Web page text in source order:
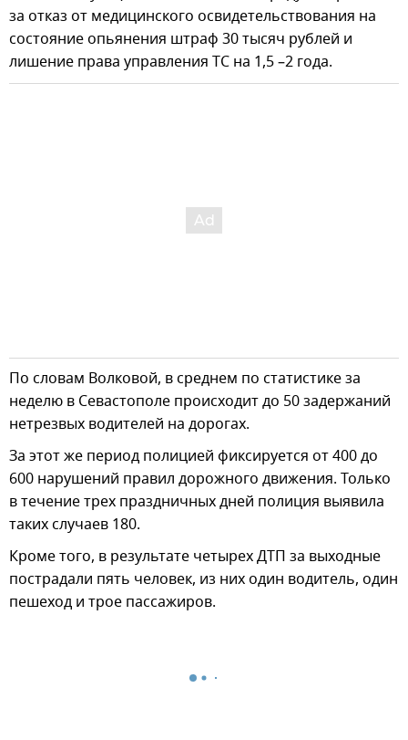
за отказ от медицинского освидетельствования на
состояние опьянения штраф 30 тысяч рублей и
лишение права управления ТС на 1,5 –2 года.
По словам Волковой, в среднем по статистике за
неделю в Севастополе происходит до 50 задержаний
нетрезвых водителей на дорогах.
За этот же период полицией фиксируется от 400 до
600 нарушений правил дорожного движения. Только
в течение трех праздничных дней полиция выявила
таких случаев 180.
Кроме того, в результате четырех ДТП за выходные
пострадали пять человек, из них один водитель, один
пешеход и трое пассажиров.